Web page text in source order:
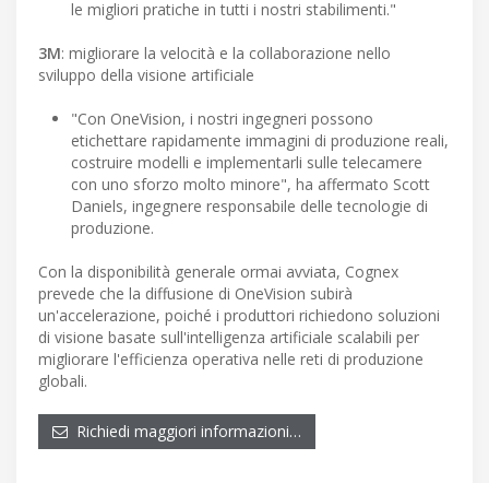
le migliori pratiche in tutti i nostri stabilimenti."
3M: migliorare la velocità e la collaborazione nello
sviluppo della visione artificiale
"Con OneVision, i nostri ingegneri possono
etichettare rapidamente immagini di produzione reali,
costruire modelli e implementarli sulle telecamere
con uno sforzo molto minore", ha affermato Scott
Daniels, ingegnere responsabile delle tecnologie di
produzione.
Con la disponibilità generale ormai avviata, Cognex
prevede che la diffusione di OneVision subirà
un'accelerazione, poiché i produttori richiedono soluzioni
di visione basate sull'intelligenza artificiale scalabili per
migliorare l'efficienza operativa nelle reti di produzione
globali.
Richiedi maggiori informazioni…